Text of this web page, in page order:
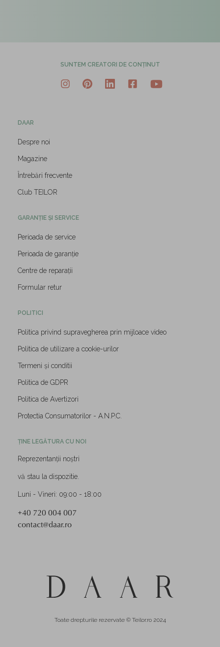
SUNTEM CREATORI DE CONȚINUT
DAAR
Despre noi
Magazine
Întrebări frecvente
Club TEILOR
GARANȚIE ȘI SERVICE
Perioada de service
Perioada de garanție
Centre de reparații
Formular retur
POLITICI
Politica privind supravegherea prin mijloace video
Politica de utilizare a cookie-urilor
Termeni și conditii
Politica de GDPR
Politica de Avertizori
Protectia Consumatorilor - A.N.P.C.
ȚINE LEGĂTURA CU NOI
Reprezentanții noștri
vă stau la dispozitie.
Luni - Vineri: 09:00 - 18:00
+40 720 004 007
contact@daar.ro
Toate drepturile rezervate © Teilor.ro 2024